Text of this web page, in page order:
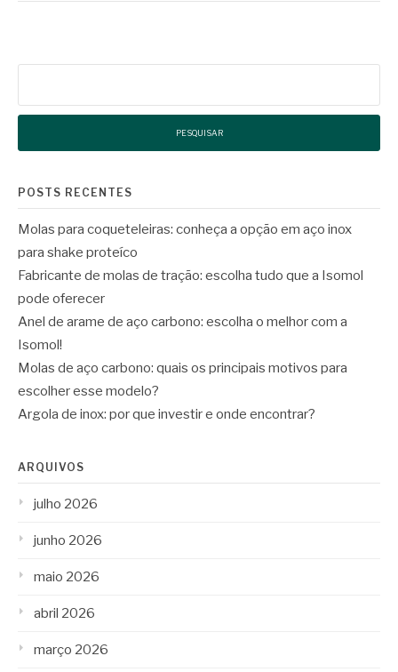
POSTS RECENTES
Molas para coqueteleiras: conheça a opção em aço inox
para shake proteíco
Fabricante de molas de tração: escolha tudo que a Isomol
pode oferecer
Anel de arame de aço carbono: escolha o melhor com a
Isomol!
Molas de aço carbono: quais os principais motivos para
escolher esse modelo?
Argola de inox: por que investir e onde encontrar?
ARQUIVOS
julho 2026
junho 2026
maio 2026
abril 2026
março 2026